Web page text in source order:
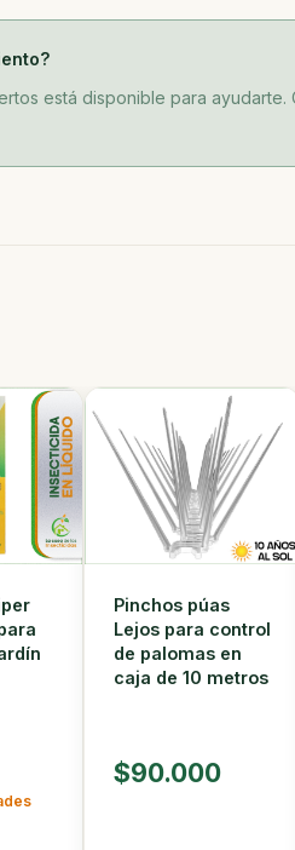
está disponible para ayudarte.
Pinchos púas
Lejos para control
de palomas en
caja de 10 metros
$90.000